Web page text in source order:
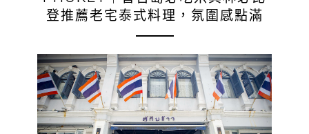
登推薦老宅泰式料理，氛圍感點滿